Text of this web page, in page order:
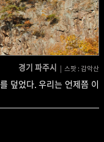
경기 파주시 | 스팟 : 감악산
덮었다. 우리는 언제쯤 이